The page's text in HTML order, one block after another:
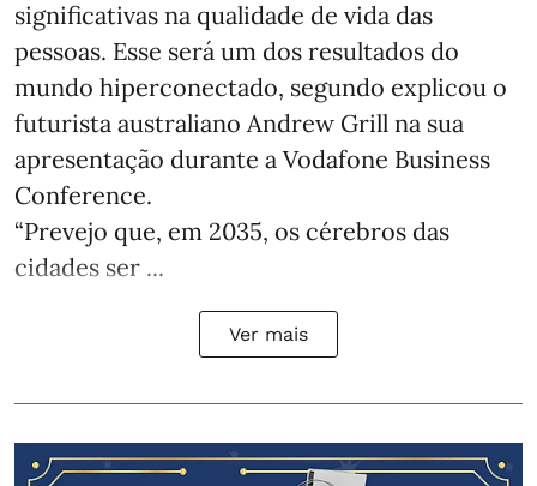
significativas na qualidade de vida das
pessoas. Esse será um dos resultados do
mundo hiperconectado, segundo explicou o
futurista australiano Andrew Grill na sua
apresentação durante a Vodafone Business
Conference.
“Prevejo que, em 2035, os cérebros das
cidades ser ...
Ver mais